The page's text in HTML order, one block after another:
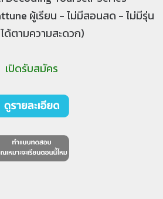
ผู้เรียน - ไม่มีสอนสด - ไม่มีรุ่น
ด้ตามความสะดวก)
เปิดรับสมัคร